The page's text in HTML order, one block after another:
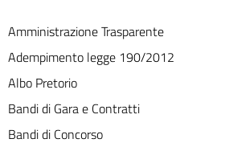
Amministrazione Trasparente
Adempimento legge 190/2012
Albo Pretorio
Bandi di Gara e Contratti
Bandi di Concorso